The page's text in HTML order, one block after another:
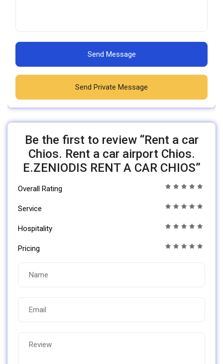
Send Message
Send Private Message
Be the first to review “Rent a car
Chios. Rent a car airport Chios.
E.ZENIODIS RENT A CAR CHIOS”
Overall Rating
Service
Hospitality
Pricing